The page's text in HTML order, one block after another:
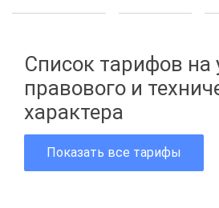
Список тарифов на
правового и
характера
Показать все тарифы